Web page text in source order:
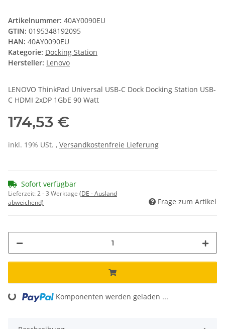
Artikelnummer: 40AY0090EU
GTIN: 0195348192095
HAN: 40AY0090EU
Kategorie: Docking Station
Hersteller: Lenovo
LENOVO ThinkPad Universal USB-C Dock Docking Station USB-
C HDMI 2xDP 1GbE 90 Watt
174,53 €
inkl. 19% USt. , Versandkostenfreie Lieferung
Sofort verfügbar
Lieferzeit:2 - 3 Werktage (DE - Ausland
abweichend)
Frage zum Artikel
Loading... Komponenten werden geladen ...